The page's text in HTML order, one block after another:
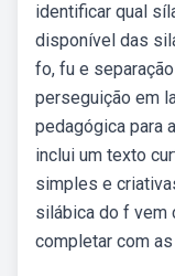
identificar qual
disponível das
fo, fu e
perseguição em
pedagógica para
inclui um texto
simples e
silábica do f vem
completar com